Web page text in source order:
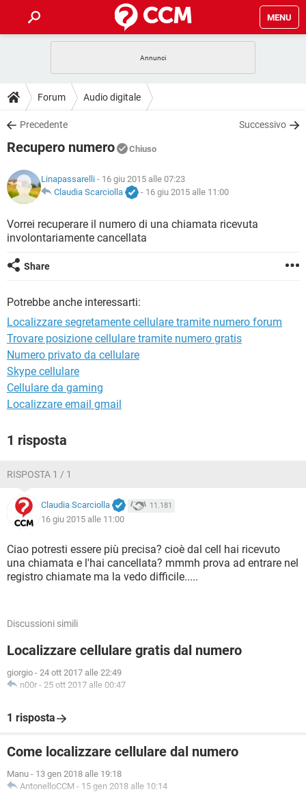
MENU
INTRATTENIMENTO
iOS
INSTAGRAM
TIKTOK
HARDWARE
GUIDE
COVID-19
INSTAGRAM WHATSAPP
TIKTOK
HARDWARE
DOWNLOAD
COVID-19
INTRATTENIMENTO
iOS WINDOWS 10
INSTAGRAM WHATSAPP
TIKTOK
HARDWARE
FORUM
COVID-19 GAMING
INTRATTENIMENTO
iOS WINDOWS 10
HARDWARE
GLOSSARIO
COVID-19 GAMING
INTRATTENIMENTO
iOS
HARDWARE
Forum Audio digitale
Precedente Successivo
Recupero numero Chiuso
Linapassarelli - 16 giu 2015 alle 07:23
Claudia Scarciolla
- 16 giu 2015 alle 11:00
Vorrei recuperare il numero di una chiamata ricevuta
involontariamente cancellata
Share
Potrebbe anche interessarti:
Localizzare segretamente cellulare tramite numero forum
Trovare posizione cellulare tramite numero gratis
Numero privato da cellulare
Skype cellulare
Cellulare da gaming
Localizzare email gmail
1 risposta
RISPOSTA 1 / 1
Claudia Scarciolla 11.181
16 giu 2015 alle 11:00
Ciao potresti essere più precisa? cioè dal cell hai ricevuto
una chiamata e l'hai cancellata? mmmh prova ad entrare nel
registro chiamate ma la vedo difficile.....
Discussioni simili
Localizzare cellulare gratis dal numero
giorgio - 24 ott 2017 alle 22:49
n00r - 25 ott 2017 alle 00:47
1 risposta
Come localizzare cellulare dal numero
Manu - 13 gen 2018 alle 19:18
AntonelloCCM - 15 gen 2018 alle 10:14